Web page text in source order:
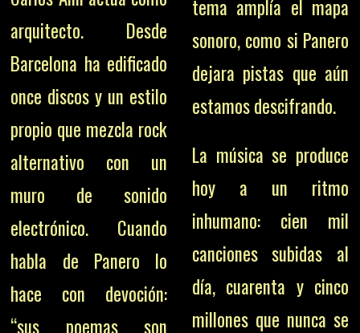
arquitecto. Desde
Barcelona ha edificado
once discos y un estilo
propio que mezcla rock
alternativo con un
muro de sonido
electrónico. Cuando
habla de Panero lo
hace con devoción:
“sus poemas son
tema amplía el mapa
sonoro, como si Panero
dejara pistas que aún
estamos descifrando.
La música se produce
hoy a un ritmo
inhumano: cien mil
canciones subidas al
día, cuarenta y cinco
millones que nunca se